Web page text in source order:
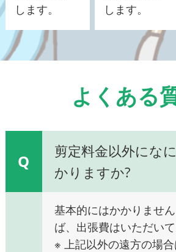
します。
します。
よくある
Q
剪定料金以外にな
かりますか?
基本的にはかかりませ
ば、出張費はいただいて
※ 上記以外の遠方の場